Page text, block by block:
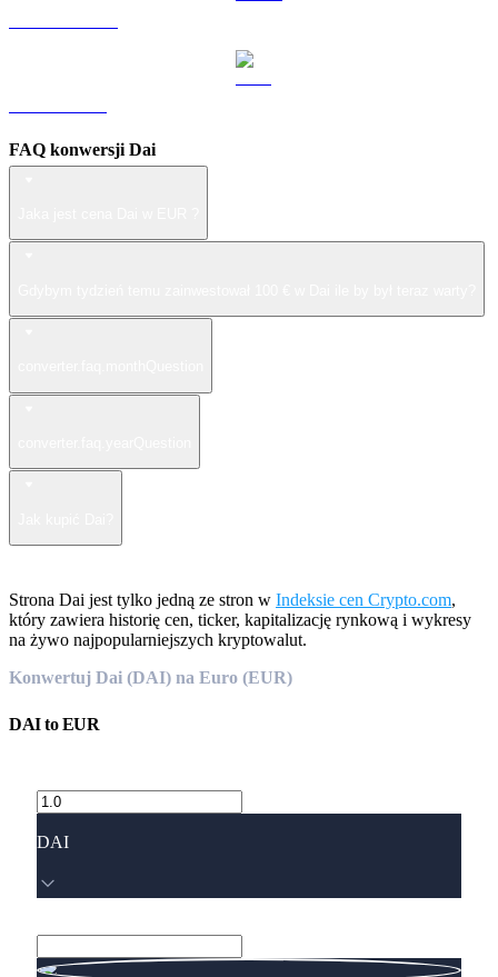
FAQ konwersji Dai
Strona Dai jest tylko jedną ze stron w Indeksie cen Crypto.com,
który zawiera historię cen, ticker, kapitalizację rynkową i wykresy
na żywo najpopularniejszych kryptowalut.
Konwertuj Dai (DAI) na Euro (EUR)
DAItoEUR
DAI